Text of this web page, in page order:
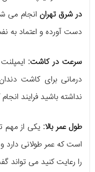
درشرق تهران انجام می
دست آورده و اعتماد به
سرعت در کاشت:
درمانی برای کاشت
نداشته باشید فرایند
طول عمر بالا: یکی از مهم
است که عمر طولانی
را رعایت کنید می